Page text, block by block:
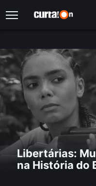
Libertárias:
na História do